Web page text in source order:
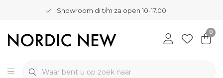
Showroom di t/m za open 10-17.00
0